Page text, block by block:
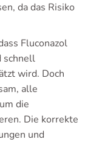
da das Risiko
Fluconazol
schnell
wird. Doch
alle
die
Die korrekte
und